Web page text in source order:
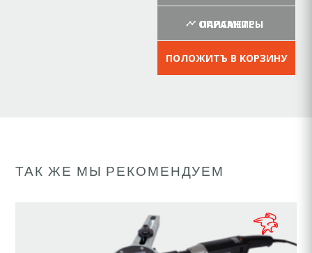
ОПИСАНИЕ
ПАРАМЕТРЫ
ПОЛОЖИТЪ В КОРЗИНУ
ТАК ЖЕ МЫ РЕКОМЕНДУЕМ